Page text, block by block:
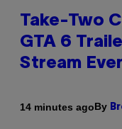
Take-Two
GTA 6
Stream
14 minutes agoBy